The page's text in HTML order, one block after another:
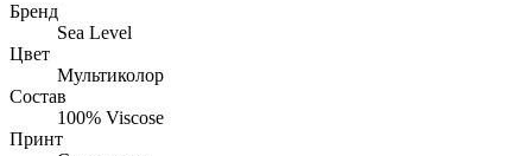
Бренд
Sea Level
Цвет
Мультиколор
Состав
100% Viscose
Принт